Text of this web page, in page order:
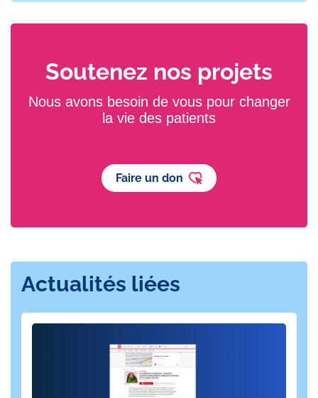
Soutenez nos projets
Nous avons besoin de vous pour changer
la vie des patients
Faire un don
Actualités liées